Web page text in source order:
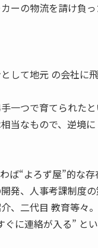
ーの物流を請け負
して地元 の会社に
一つで育てられたと
当なもので、逆境
“よろず屋”的な存
発、人事考課制度
、二代目 教育等々。
に連絡が入る” と